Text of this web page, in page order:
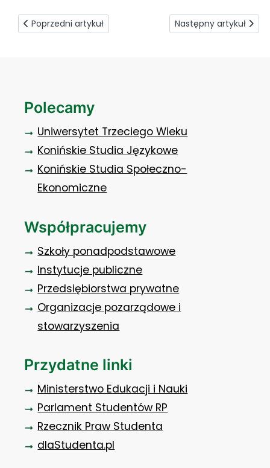
Poprzedni artykuł: Godziny Rektorskie
Poprzedni artykuł Następny artykuł: Jak
Następny artykuł
Polecamy
Uniwersytet Trzeciego Wieku
Konińskie Studia Językowe
Konińskie Studia Społeczno-
Ekonomiczne
Współpracujemy
Szkoły ponadpodstawowe
Instytucje publiczne
Przedsiębiorstwa prywatne
Organizacje pozarządowe i
stowarzyszenia
Przydatne linki
Ministerstwo Edukacji i Nauki
Parlament Studentów RP
Rzecznik Praw Studenta
dlaStudenta.pl